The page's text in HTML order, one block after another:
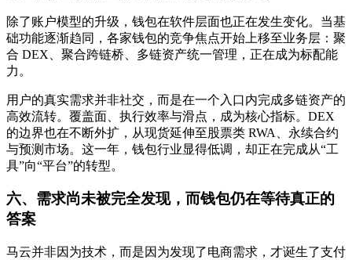
除了账户模型的升级，钱包在软件层面也正在发生变化。当基
础功能逐渐趋同，各家钱包的竞争焦点开始上移至业务层：聚
合 DEX、聚合跨链桥、多链资产统一管理，正在成为标配能
力。
用户的真实需求并非社交，而是在一个入口内完成多链资产的
高效流转。覆盖面、执行效率与滑点，成为核心指标。DEX
的边界也在不断外扩，从现货延伸至股票类 RWA、永续合约
与预测市场。这一年，钱包行业显得低调，却正在完成从“工
具”向“平台”的转型。
六、需求尚未被完全发现，而钱包仍在等待真正的
答案
马云并非因为技术，而是因为发现了电商需求，才诞生了支付